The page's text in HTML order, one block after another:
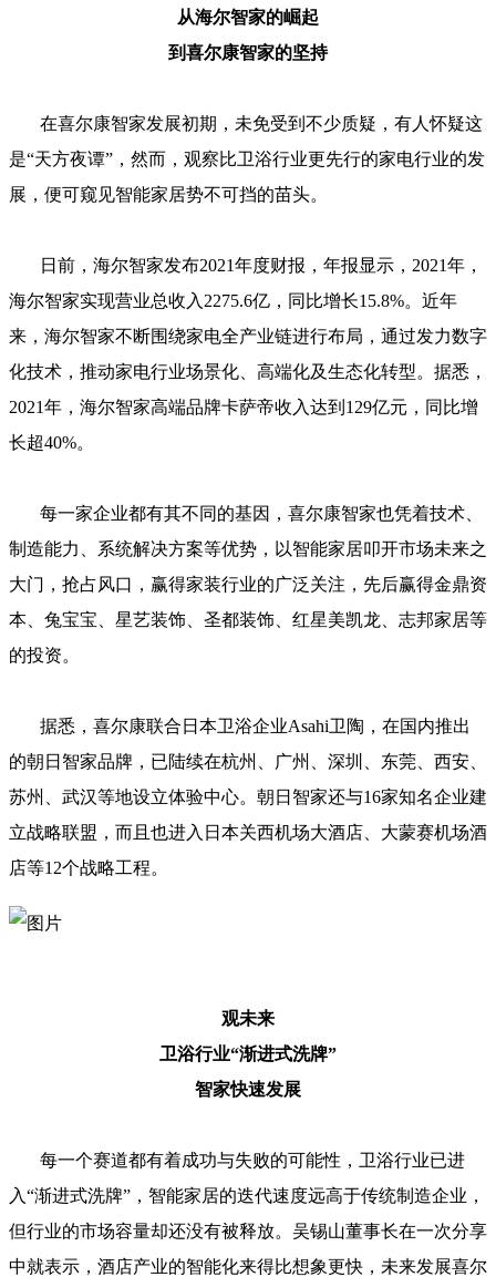
从海尔智家的崛起
到喜尔康智家的坚持
在喜尔康智家发展初期，未免受到不少质疑，有人怀疑这
是“天方夜谭”，然而，观察比卫浴行业更先行的家电行业的发
展，便可窥见智能家居势不可挡的苗头。
日前，海尔智家发布2021年度财报，年报显示，2021年，
海尔智家实现营业总收入2275.6亿，同比增长15.8%。近年
来，海尔智家不断围绕家电全产业链进行布局，通过发力数字
化技术，推动家电行业场景化、高端化及生态化转型。据悉，
2021年，海尔智家高端品牌卡萨帝收入达到129亿元，同比增
长超40%。
每一家企业都有其不同的基因，喜尔康智家也凭着技术、
制造能力、系统解决方案等优势，以智能家居叩开市场未来之
大门，抢占风口，赢得家装行业的广泛关注，先后赢得金鼎资
本、兔宝宝、星艺装饰、圣都装饰、红星美凯龙、志邦家居等
的投资。
据悉，喜尔康联合日本卫浴企业Asahi卫陶，在国内推出
的朝日智家品牌，已陆续在杭州、广州、深圳、东莞、西安、
苏州、武汉等地设立体验中心。朝日智家还与16家知名企业建
立战略联盟，而且也进入日本关西机场大酒店、大蒙赛机场酒
店等12个战略工程。
观未来
卫浴行业“渐进式洗牌”
智家快速发展
每一个赛道都有着成功与失败的可能性，卫浴行业已进
入“渐进式洗牌”，智能家居的迭代速度远高于传统制造企业，
但行业的市场容量却还没有被释放。吴锡山董事长在一次分享
中就表示，酒店产业的智能化来得比想象更快，未来发展喜尔